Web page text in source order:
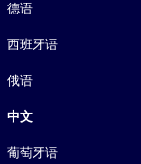
德语
西班牙语
俄语
中文
葡萄牙语